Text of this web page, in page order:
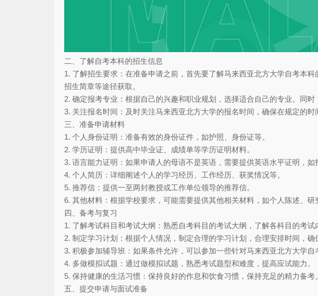
二、了解自考本科的招生信息
1. 了解招生要求：在准备申请之前，首先要了解马来西亚北方大学自考本
招生简章等途径获取。
2. 确定报考专业：根据自己的兴趣和职业规划，选择适合自己的专业。同时
3. 关注报名时间：及时关注马来西亚北方大学的报名时间，确保在规定的时
三、准备申请材料
1. 个人身份证明：准备有效的身份证件，如护照、身份证等。
2. 学历证明：提供高中毕业证、成绩单等学历证明材料。
3. 语言能力证明：如果申请人的母语不是英语，需要提供英语水平证明，如
4. 个人简历：详细阐述个人的学习经历、工作经历、获奖情况等。
5. 推荐信：提供一至两封教授或工作单位领导的推荐信。
6. 其他材料：根据学校要求，可能需要提供其他相关材料，如个人陈述、研
四、备考与复习
1. 了解考试科目和考试大纲：熟悉自考科目的考试大纲，了解各科目的考试
2. 制定学习计划：根据个人情况，制定合理的学习计划，合理安排时间，确
3. 积极参加辅导班：如果条件允许，可以参加一些针对马来西亚北方大学自
4. 多做模拟试题：通过做模拟试题，熟悉考试题型和难度，提高应试能力。
5. 保持健康的生活习惯：保持良好的作息和饮食习惯，保持充足的精力备考。
五、提交申请与面试准备